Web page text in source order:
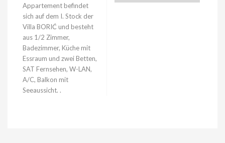
Appartement befindet
sich auf dem I. Stock der
Villa BORIĆ und besteht
aus 1/2 Zimmer,
Badezimmer, Küche mit
Essraum und zwei Betten,
SAT Fernsehen, W-LAN,
A/C, Balkon mit
Seeaussicht. .